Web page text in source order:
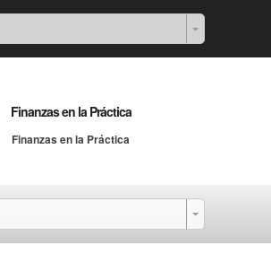
Finanzas en la Práctica
Finanzas en la Práctica